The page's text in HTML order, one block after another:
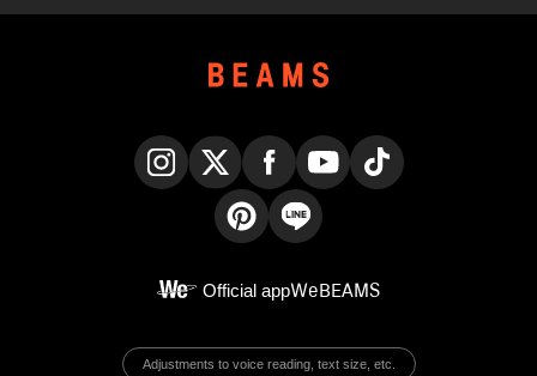
Official appWeBEAMS
Adjustments to voice reading, text size, etc.